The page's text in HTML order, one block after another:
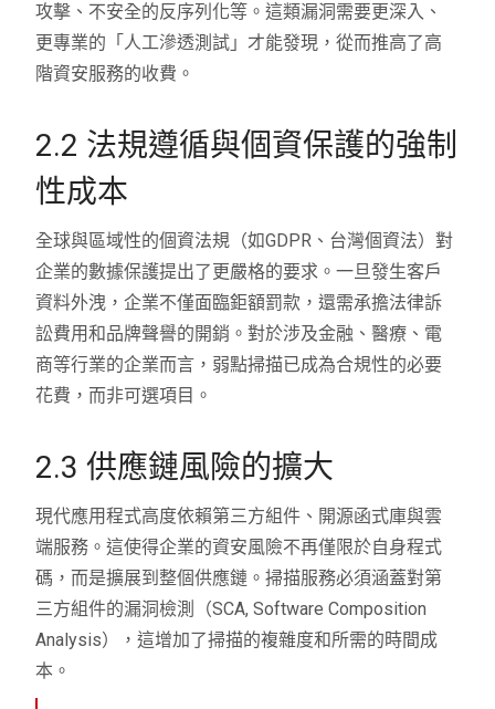
攻擊、不安全的反序列化等。這類漏洞需要更深入、
更專業的「人工滲透測試」才能發現，從而推高了高
階資安服務的收費。
2.2 法規遵循與個資保護的強制
性成本
全球與區域性的個資法規（如GDPR、台灣個資法）對
企業的數據保護提出了更嚴格的要求。一旦發生客戶
資料外洩，企業不僅面臨鉅額罰款，還需承擔法律訴
訟費用和品牌聲譽的開銷。對於涉及金融、醫療、電
商等行業的企業而言，弱點掃描已成為合規性的必要
花費，而非可選項目。
2.3 供應鏈風險的擴大
現代應用程式高度依賴第三方組件、開源函式庫與雲
端服務。這使得企業的資安風險不再僅限於自身程式
碼，而是擴展到整個供應鏈。掃描服務必須涵蓋對第
三方組件的漏洞檢測（SCA, Software Composition
Analysis），這增加了掃描的複雜度和所需的時間成
本。